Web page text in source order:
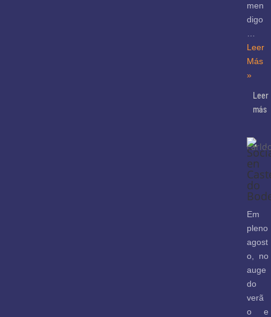
men
digo
Leer
Más
»
Leer
más
en
do
Em
pleno
agost
o, no
auge
do
verã
o e